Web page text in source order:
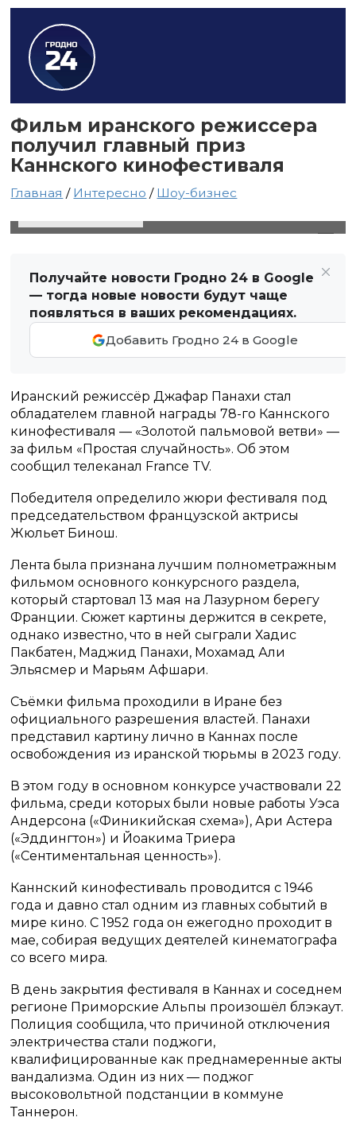
Фильм иранского режиссера
получил главный приз
Каннского кинофестиваля
Главная / Интересно / Шоу-бизнес
Получайте новости Гродно 24 в Google
— тогда новые новости будут чаще
появляться в ваших рекомендациях.
Добавить Гродно 24 в Google
Иранский режиссёр Джафар Панахи стал
обладателем главной награды 78-го Каннского
кинофестиваля — «Золотой пальмовой ветви» —
за фильм «Простая случайность». Об этом
сообщил телеканал France TV.
Победителя определило жюри фестиваля под
председательством французской актрисы
Жюльет Бинош.
Лента была признана лучшим полнометражным
фильмом основного конкурсного раздела,
который стартовал 13 мая на Лазурном берегу
Франции. Сюжет картины держится в секрете,
однако известно, что в ней сыграли Хадис
Пакбатен, Маджид Панахи, Мохамад Али
Эльясмер и Марьям Афшари.
Съёмки фильма проходили в Иране без
официального разрешения властей. Панахи
представил картину лично в Каннах после
освобождения из иранской тюрьмы в 2023 году.
В этом году в основном конкурсе участвовали 22
фильма, среди которых были новые работы Уэса
Андерсона («Финикийская схема»), Ари Астера
(«Эддингтон») и Йоакима Триера
(«Сентиментальная ценность»).
Каннский кинофестиваль проводится с 1946
года и давно стал одним из главных событий в
мире кино. С 1952 года он ежегодно проходит в
мае, собирая ведущих деятелей кинематографа
со всего мира.
В день закрытия фестиваля в Каннах и соседнем
регионе Приморские Альпы произошёл блэкаут.
Полиция сообщила, что причиной отключения
электричества стали поджоги,
квалифицированные как преднамеренные акты
вандализма. Один из них — поджог
высоковольтной подстанции в коммуне
Таннерон.